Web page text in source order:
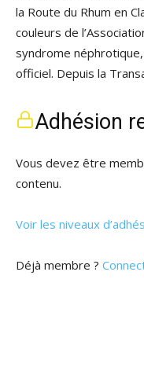
la Route du Rhum en
couleurs de
syndrome
officiel. Depuis la
Adhésion
Vous devez être
contenu.
Voir les niveaux
Déjà membre ?